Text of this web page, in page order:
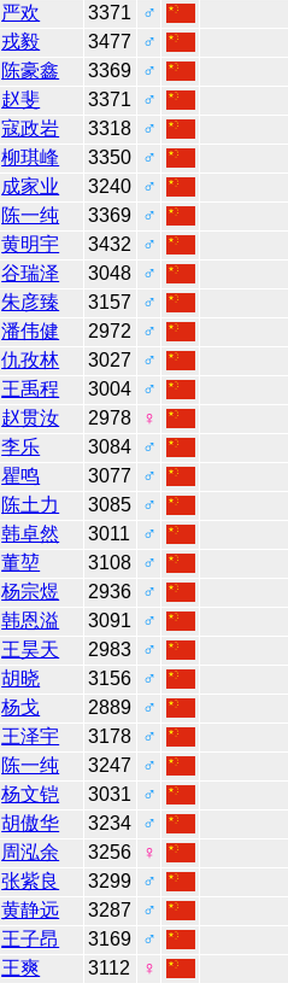
严欢 3371
♂
戎毅 3477
♂
陈豪鑫 3369
♂
赵斐 3371
♂
寇政岩 3318
♂
柳琪峰 3350
♂
成家业 3240
♂
陈一纯 3369
♂
黄明宇 3432
♂
谷瑞泽 3048
♂
朱彦臻 3157
♂
潘伟健 2972
♂
仇孜林 3027
♂
王禹程 3004
♂
赵贯汝 2978
♀
李乐 3084
♂
瞿鸣 3077
♂
陈土力 3085
♂
韩卓然 3011
♂
董堃 3108
♂
杨宗煜 2936
♂
韩恩溢 3091
♂
王昊天 2983
♂
胡晓 3156
♂
杨戈 2889
♂
王泽宇 3178
♂
陈一纯 3247
♂
杨文铠 3031
♂
胡傲华 3234
♂
周泓余 3256
♀
张紫良 3299
♂
黄静远 3287
♂
王子昂 3169
♂
王爽 3112
♀